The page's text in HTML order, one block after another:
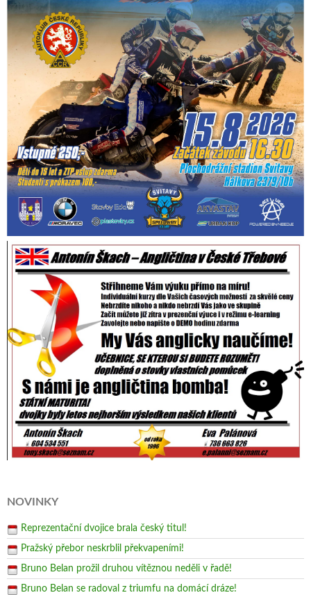
NOVINKY
Reprezentační dvojice brala český titul!
Pražský přebor neskrblil překvapeními!
Bruno Belan prožil druhou vítěznou neděli v řadě!
Bruno Belan se radoval z triumfu na domácí dráze!